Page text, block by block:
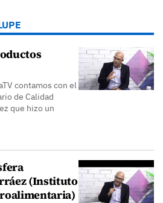
contamos con el
de Calidad
que hizo un
(Instituto